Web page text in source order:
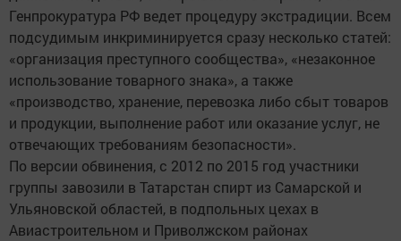
Генпрокуратура РФ ведет процедуру экстрадиции. Всем
подсудимым инкриминируется сразу несколько статей:
«организация преступного сообщества», «незаконное
использование товарного знака», а также
«производство, хранение, перевозка либо сбыт товаров
и продукции, выполнение работ или оказание услуг, не
отвечающих требованиям безопасности».
По версии обвинения, с 2012 по 2015 год участники
группы завозили в Татарстан спирт из Самарской и
Ульяновской областей, в подпольных цехах в
Авиастроительном и Приволжском районах